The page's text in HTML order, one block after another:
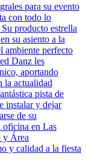
para su evento
con todo lo
producto estrella
su asiento a la
ambiente perfecto
Danz les
aportando
la actualidad
pista de
instalar y dejar
de su
oficina en Las
y Área
y calidad a la fiesta